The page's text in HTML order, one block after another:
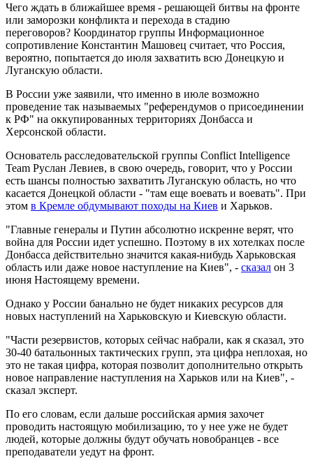
Чего ждать в ближайшее время - решающей битвы на фронте
или заморозки конфликта и перехода в стадию
переговоров? Координатор группы Информационное
сопротивление Константин Машовец считает, что Россия,
вероятно, попытается до июля захватить всю Донецкую и
Луганскую области.
В России уже заявили, что именно в июле возможно
проведение так называемых "референдумов о присоединении
к РФ" на оккупированных территориях Донбасса и
Херсонской области.
Основатель расследовательской группы Conflict Intelligence
Team Руслан Левиев, в свою очередь, говорит, что у России
есть шансы полностью захватить Луганскую область, но что
касается Донецкой области - "там еще воевать и воевать". При
этом в Кремле обдумывают походы на Киев и Харьков.
"Главные генералы и Путин абсолютно искренне верят, что
война для России идет успешно. Поэтому в их хотелках после
Донбасса действительно значится какая-нибудь Харьковская
область или даже новое наступление на Киев", - сказал он 3
июня Настоящему времени.
Однако у России банально не будет никаких ресурсов для
новых наступлений на Харьковскую и Киевскую области.
"Части резервистов, которых сейчас набрали, как я сказал, это
30-40 батальонных тактических групп, эта цифра неплохая, но
это не такая цифра, которая позволит дополнительно открыть
новое направление наступления на Харьков или на Киев", -
сказал эксперт.
По его словам, если дальше российская армия захочет
проводить настоящую мобилизацию, то у нее уже не будет
людей, которые должны будут обучать новобранцев - все
преподаватели уедут на фронт.